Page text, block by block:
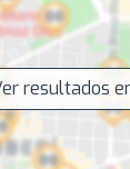
resultados